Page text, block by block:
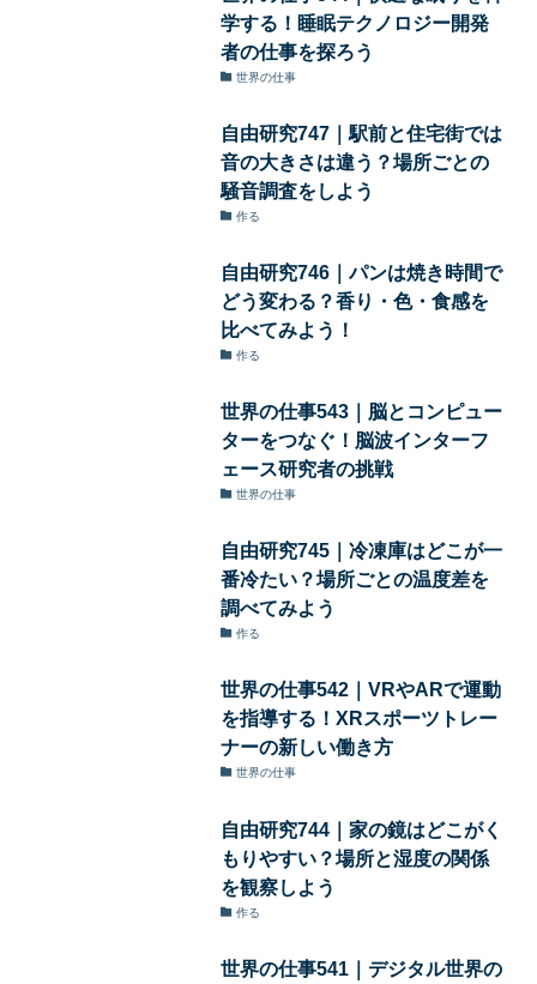
学する！睡眠テクノロジー開発
者の仕事を探ろう
世界の仕事
自由研究747｜駅前と住宅街では
音の大きさは違う？場所ごとの
騒音調査をしよう
作る
自由研究746｜パンは焼き時間で
どう変わる？香り・色・食感を
比べてみよう！
作る
世界の仕事543｜脳とコンピュー
ターをつなぐ！脳波インターフ
ェース研究者の挑戦
世界の仕事
自由研究745｜冷凍庫はどこが一
番冷たい？場所ごとの温度差を
調べてみよう
作る
世界の仕事542｜VRやARで運動
を指導する！XRスポーツトレー
ナーの新しい働き方
世界の仕事
自由研究744｜家の鏡はどこがく
もりやすい？場所と湿度の関係
を観察しよう
作る
世界の仕事541｜デジタル世界の